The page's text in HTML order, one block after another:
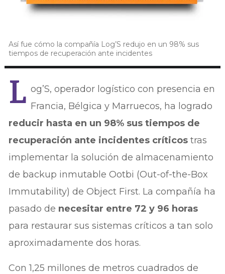
Así fue cómo la compañía Log’S redujo en un 98% sus
tiempos de recuperación ante incidentes
L og’S, operador logístico con presencia en
Francia, Bélgica y Marruecos, ha logrado
reducir hasta en un 98% sus tiempos de
recuperación ante incidentes críticos tras
implementar la solución de almacenamiento
de backup inmutable Ootbi (Out-of-the-Box
Immutability) de Object First. La compañía ha
pasado de necesitar entre 72 y 96 horas
para restaurar sus sistemas críticos a tan solo
aproximadamente dos horas.
Con 1,25 millones de metros cuadrados de